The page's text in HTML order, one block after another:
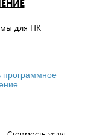
для ПК
программное